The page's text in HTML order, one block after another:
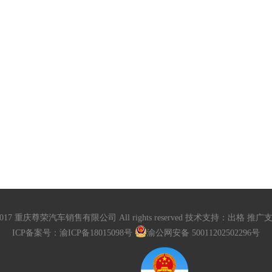
重庆尊荣汽车销售有限公司 All rights reserved 技术支持： 出格 推广
ICP备案号： 渝ICP备18015098号 渝公网安备 50011202502296号